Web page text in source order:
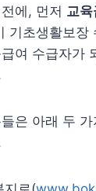
에, 먼저 교
기초생활보장
여 수급자가
은 아래 두